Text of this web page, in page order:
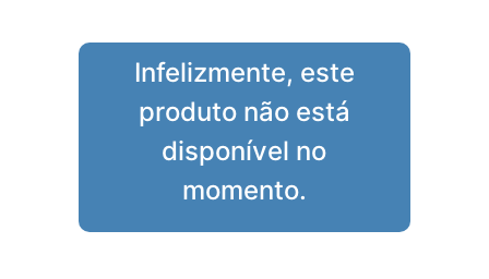
Infelizmente, este
produto não está
disponível no
momento.